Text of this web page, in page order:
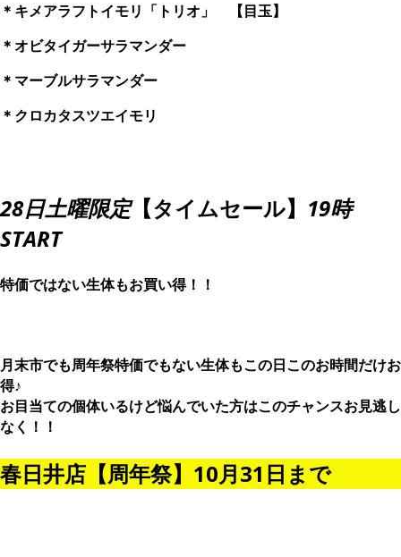
＊キメアラフトイモリ「トリオ」 【目玉】
＊オビタイガーサラマンダー
＊マーブルサラマンダー
＊クロカタスツエイモリ
28日土曜限定【タイムセール】 19時
START
特価ではない生体もお買い得！！
月末市でも周年祭特価でもない生体もこの日このお時間だけお
得♪
お目当ての個体いるけど悩んでいた方はこのチャンスお見逃し
なく！！
春日井店【周年祭】10月31日まで